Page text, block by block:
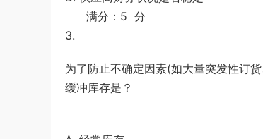
满分：5 分
3.
为了防止不确定因素(如大量突发性订
缓冲库存是？